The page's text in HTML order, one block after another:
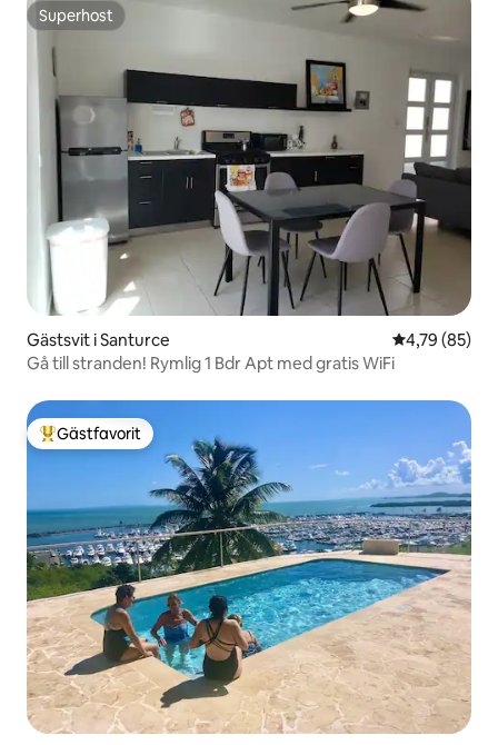
Superhost
Superhost
Gästsvit i Santurce 4,79 av 5 i
4,79 (85)
Gå till stranden! Rymlig 1 Bdr Apt med gratis WiFi
Populär gästfavorit
Gästfavorit